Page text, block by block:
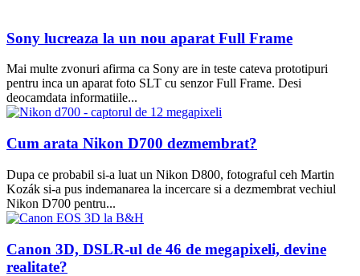
Sony lucreaza la un nou aparat Full Frame
Mai multe zvonuri afirma ca Sony are in teste cateva prototipuri
pentru inca un aparat foto SLT cu senzor Full Frame. Desi
deocamdata informatiile...
Cum arata Nikon D700 dezmembrat?
Dupa ce probabil si-a luat un Nikon D800, fotograful ceh Martin
Kozák si-a pus indemanarea la incercare si a dezmembrat vechiul
Nikon D700 pentru...
Canon 3D, DSLR-ul de 46 de megapixeli, devine
realitate?